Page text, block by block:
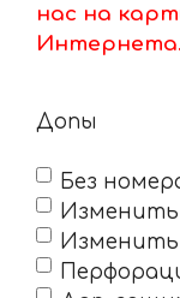
нас на
Интернета.
Допы
Без
Изменить
Изменить